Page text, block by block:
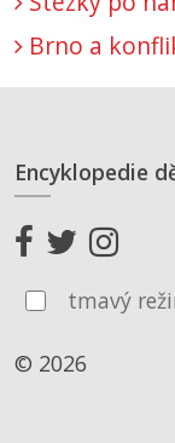
Brno a
Encyklopedie
tmavý
© 2026